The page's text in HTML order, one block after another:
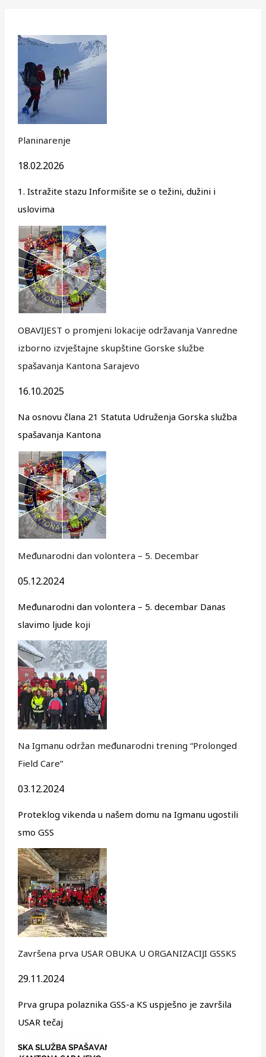
Planinarenje
18.02.2026
1. Istražite stazu Informišite se o težini, dužini i
uslovima
OBAVIJEST o promjeni lokacije održavanja Vanredne
izborno izvještajne skupštine Gorske službe
spašavanja Kantona Sarajevo
16.10.2025
Na osnovu člana 21 Statuta Udruženja Gorska služba
spašavanja Kantona
Međunarodni dan volontera – 5. Decembar
05.12.2024
Međunarodni dan volontera – 5. decembar Danas
slavimo ljude koji
Na Igmanu održan međunarodni trening “Prolonged
Field Care”
03.12.2024
Proteklog vikenda u našem domu na Igmanu ugostili
smo GSS
Završena prva USAR OBUKA U ORGANIZACIJI GSSKS
29.11.2024
Prva grupa polaznika GSS-a KS uspješno je završila
USAR tečaj